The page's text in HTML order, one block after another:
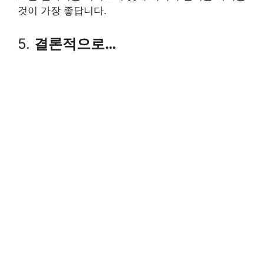
것이 가장 좋답니다.
5. 결론적으로…